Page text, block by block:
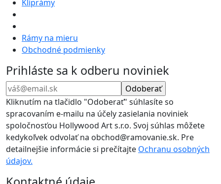
Kliprámy
Rámy na mieru
Obchodné podmienky
Prihláste sa k odberu noviniek
Kliknutím na tlačidlo "Odoberať" súhlasíte so
spracovaním e-mailu na účely zasielania noviniek
spoločnosťou Hollywood Art s.r.o. Svoj súhlas môžete
kedykoľvek odvolať na obchod@ramovanie.sk. Pre
detailnejšie informácie si prečítajte Ochranu osobných
údajov.